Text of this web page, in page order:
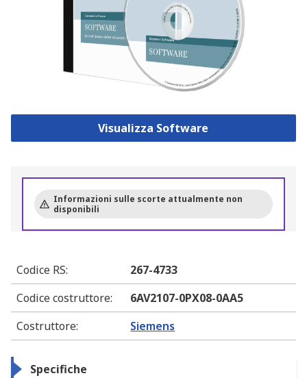
Visualizza Software
Informazioni sulle scorte attualmente non
disponibili
Codice RS:
267-4733
Codice costruttore:
6AV2107-0PX08-0AA5
Costruttore: Siemens
Specifiche